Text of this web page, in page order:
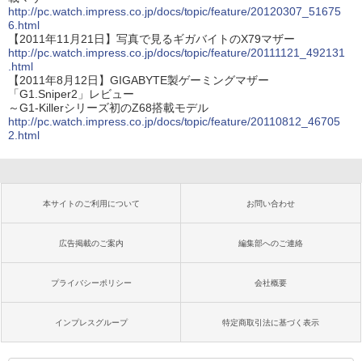
http://pc.watch.impress.co.jp/docs/topic/feature/20120307_51675
6.html
【2011年11月21日】写真で見るギガバイトのX79マザー
http://pc.watch.impress.co.jp/docs/topic/feature/20111121_492131
.html
【2011年8月12日】GIGABYTE製ゲーミングマザー
「G1.Sniper2」レビュー
～G1-Killerシリーズ初のZ68搭載モデル
http://pc.watch.impress.co.jp/docs/topic/feature/20110812_46705
2.html
本サイトのご利用について お問い合わせ
広告掲載のご案内 編集部へのご連絡
プライバシーポリシー 会社概要
インプレスグループ 特定商取引法に基づく表示